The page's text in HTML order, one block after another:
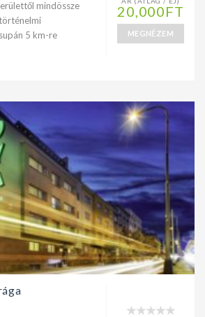
mindössze
5 km-re
20,000FT
MEGNÉZEM